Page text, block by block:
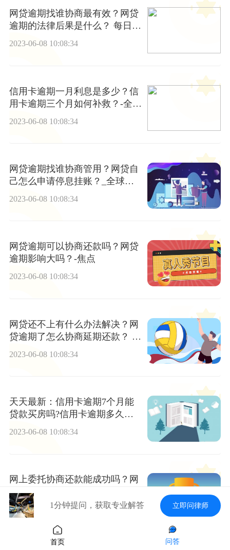
网贷逾期找谁协商最有效？网贷
逾期的法律后果是什么？ 每日动
态
2023-06-08 10:08:34
信用卡逾期一月利息是多少？信
用卡逾期三个月如何补救？-全球
2023-06-08 10:08:34
网贷逾期找谁协商管用？网贷自
己怎么申请停息挂账？_全球观
2023-06-08 10:08:34
网贷逾期可以协商还款吗？网贷
逾期影响大吗？-焦点
2023-06-08 10:08:34
网贷还不上有什么办法解决？网
贷逾期了怎么协商延期还款？ 环
2023-06-08 10:08:34
天天最新：信用卡逾期7个月能
贷款买房吗?信用卡逾期多久被
拉入黑名单？
2023-06-08 10:08:34
网上委托协商还款能成功吗？网
上委托协商还款真的吗？
2023-06-08 10:08:34
1分钟提问，获取专业解答 立即问律师
首页 问答